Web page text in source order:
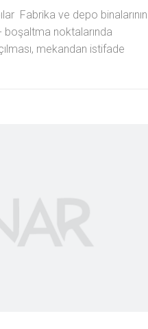
Fabrika ve depo binalarının
boşaltma noktalarında
mekandan istifade